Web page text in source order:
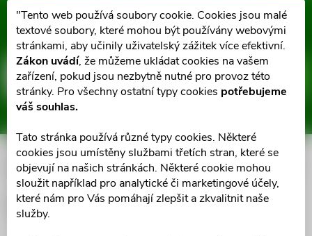
"Tento web používá soubory cookie. Cookies jsou malé
textové soubory, které mohou být používány webovými
stránkami, aby učinily uživatelský zážitek více efektivní.
Zákon uvádí, že můžeme ukládat cookies na vašem
zařízení, pokud jsou nezbytně nutné pro provoz této
stránky. Pro všechny ostatní typy cookies potřebujeme
váš souhlas.
Tato stránka používá různé typy cookies. Některé
cookies jsou umístěny službami třetích stran, které se
objevují na našich stránkách. Některé cookie mohou
sloužit například pro analytické či marketingové účely,
které nám pro Vás pomáhají zlepšit a zkvalitnit naše
služby.
Z
p
a
Mějte přehled o novinkách
a slevách
E-mail
Vložením e-mailu souhlasíte s
ODEBÍRAT
Informace pro vás
Facebook